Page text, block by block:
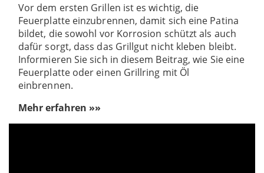
Vor dem ersten Grillen ist es wichtig, die
Feuerplatte einzubrennen, damit sich eine Patina
bildet, die sowohl vor Korrosion schützt als auch
dafür sorgt, dass das Grillgut nicht kleben bleibt.
Informieren Sie sich in diesem Beitrag, wie Sie eine
Feuerplatte oder einen Grillring mit Öl
einbrennen.
Mehr erfahren »»